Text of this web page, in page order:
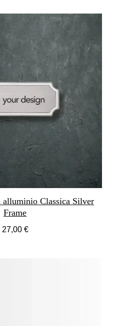
alluminio Classica Silver
Frame
27,00 €